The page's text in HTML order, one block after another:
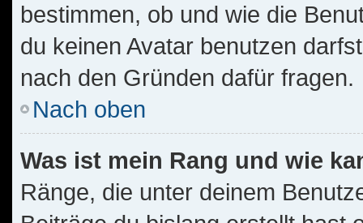
bestimmen, ob und wie die
du keinen Avatar benutzen
nach den Gründen dafür fragen.
Nach oben
Was ist mein Rang und wie
Ränge, die unter deinem